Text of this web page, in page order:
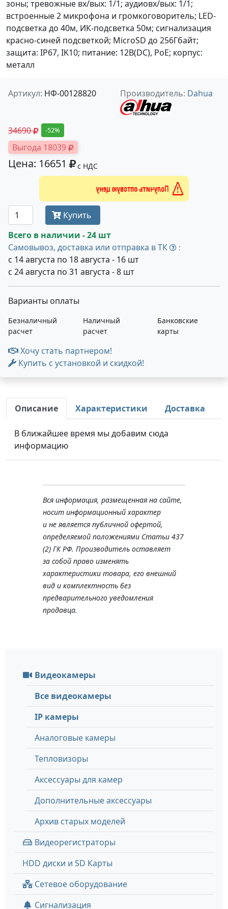
зоны; тревожные вх/вых: 1/1; аудиовх/вых: 1/1;
встроенные 2 микрофона и громкоговоритель; LED-
подсветка до 40м, ИК-подсветка 50м; сигнализация
красно-синей подсветкой; MicroSD до 256Гбайт;
защита: IP67, IK10; питание: 12В(DC), PoE; корпус:
металл
Артикул: НФ-00128820 Производитель: Dahua
34690 -52%
Выгода 18039
Цена: 16651 с НДС
Получить оптовую цену
Купить
Всего в наличии - 24 шт
Самовывоз, доставка или отправка в ТК
:
с 14 августа по 18 августа - 16 шт
с 24 августа по 31 августа - 8 шт
Варианты оплаты
Безналичный
расчет
Наличный
расчет
Банковские
карты
Хочу стать партнером!
Купить с установкой и скидкой!
Описание Характеристики Доставка
В ближайшее время мы добавим сюда
информацию
Вся информация, размещенная на сайте,
носит информационный характер
и не является публичной офертой,
определяемой положениями Статьи 437
(2) ГК РФ. Производитель оставляет
за собой право изменять
характеристики товара, его внешний
вид и комплектность без
предварительного уведомления
продавца.
Видеокамеры
Все видеокамеры
IP камеры
Аналоговые камеры
Тепловизоры
Аксессуары для камер
Дополнительные аксессуары
Архив старых моделей
Видеорегистраторы
HDD диски и SD Карты
Сетевое оборудование
Сигнализация